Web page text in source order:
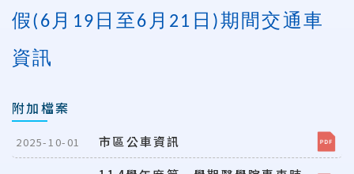
假(6月19日至6月21日)期間交通車
資訊
附加檔案
2025-10-01
市區公車資訊